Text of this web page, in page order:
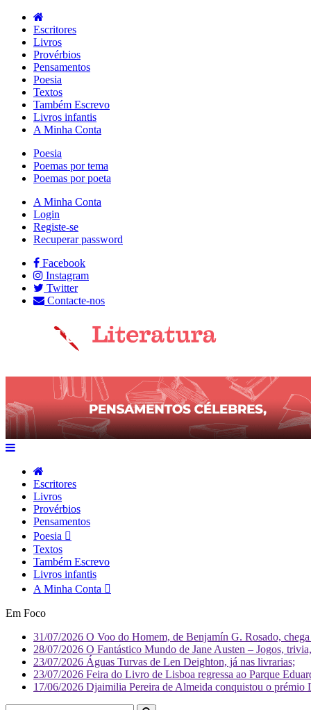
Escritores
Livros
Provérbios
Pensamentos
Poesia
Textos
Também Escrevo
Livros infantis
A Minha Conta
Poesia
Poemas por tema
Poemas por poeta
A Minha Conta
Login
Registe-se
Recuperar password
Facebook
Instagram
Twitter
Contacte-nos
Escritores
Livros
Provérbios
Pensamentos
Poesia
Textos
Também Escrevo
Livros infantis
A Minha Conta
Em Foco
31/07/2026 O Voo do Homem, de Benjamín G. Rosado,
28/07/2026 O Fantástico Mundo de Jane Austen – Jogos,
23/07/2026 Águas Turvas de Len Deighton, já nas livrarias;
23/07/2026 Feira do Livro de Lisboa regressa ao Parque
17/06/2026 Djaimilia Pereira de Almeida conquistou o prémio